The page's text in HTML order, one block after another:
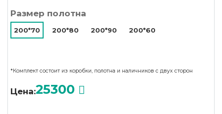
Размер полотна
200*70 200*80 200*90 200*60
*Комплект состоит из коробки, полотна и наличников с двух сторон
Цена:25300